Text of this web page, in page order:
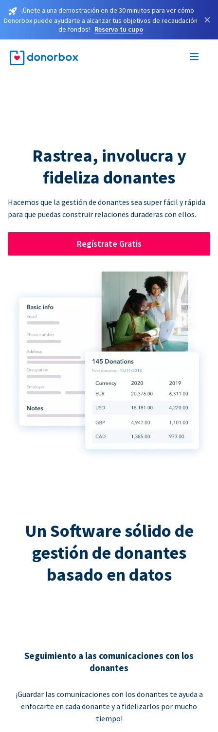
¡Únete a una demostración en de 30 minutos para ver cómo
Donorbox puede ayudarte a alcanzar tus objetivos de recaudación
de fondos!
Reserva tu cupo
×
Rastrea, involucra y
fideliza donantes
Hacemos que la gestión de donantes sea super fácil y rápida
para que puedas construir relaciones duraderas con ellos.
Regístrate Gratis
Un Software sólido de
gestión de donantes
basado en datos
Seguimiento a las comunicaciones con los
donantes
¡Guardar las comunicaciones con los donantes te ayuda a
enfocarte en cada donante y a fidelizarlos por mucho
tiempo!